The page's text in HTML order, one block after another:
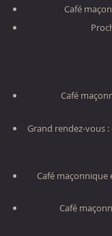
Café
Café
Grand rendez-vous
Café maçonnique
Café